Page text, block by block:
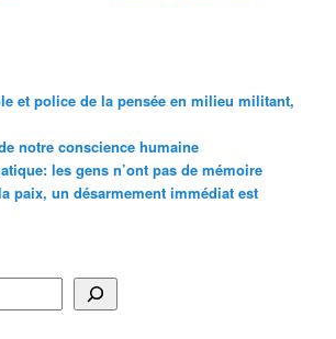
et police de la pensée en milieu militant,
notre conscience humaine
les gens n’ont pas de mémoire
paix, un désarmement immédiat est